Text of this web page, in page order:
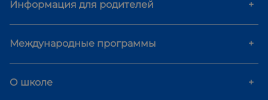
Информация для родителей +
Международные программы +
О школе +